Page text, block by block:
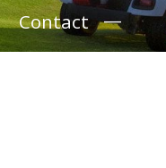
Contact